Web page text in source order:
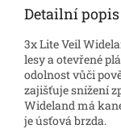
Detailní
3x Lite Veil
lesy a otevřené
odolnost vůči
zajišťuje snížení
Wideland má
je úsťová brzda.